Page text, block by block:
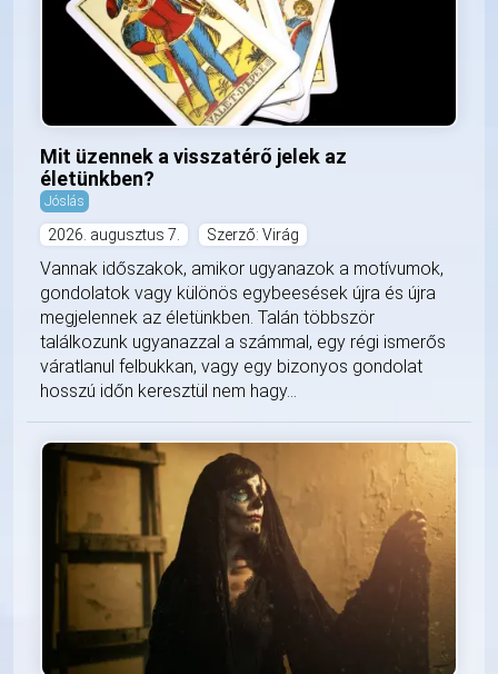
Mit üzennek a visszatérő jelek az
életünkben?
Jóslás
2026. augusztus 7. Szerző: Virág
Vannak időszakok, amikor ugyanazok a motívumok,
gondolatok vagy különös egybeesések újra és újra
megjelennek az életünkben. Talán többször
találkozunk ugyanazzal a számmal, egy régi ismerős
váratlanul felbukkan, vagy egy bizonyos gondolat
hosszú időn keresztül nem hagy...